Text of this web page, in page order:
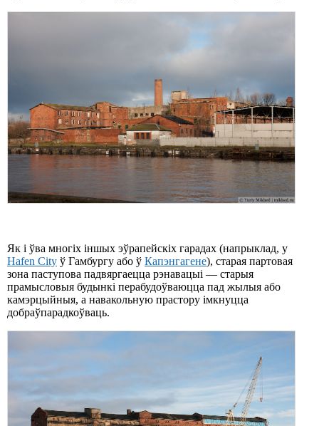
Як і ўва многіх іншых эўрапейскіх гарадах (напрыклад, у
Hafen City ў Гамбургу або ў Капэнгагене), старая партовая
зона паступова падвяргаецца рэнавацыі — старыя
прамысловыя будынкі перабудоўваюцца пад жылыя або
камэрцыйныя, а навакольную прастору імкнуцца
добраўпарадкоўваць.